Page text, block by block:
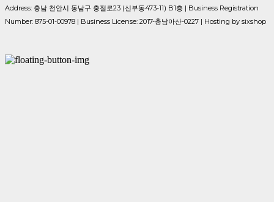
Address: 충남 천안시 동남구 충절로23 (신부동473-11) B1층 | Business Registration
Number: 875-01-00978 | Business License: 2017-충남아산-0227 | Hosting by sixshop